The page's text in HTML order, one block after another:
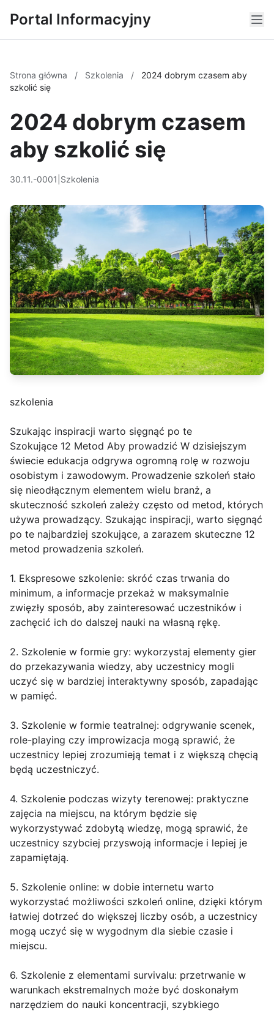
Portal Informacyjny
Strona główna / Szkolenia /
2024 dobrym czasem aby
szkolić się
2024 dobrym czasem
aby szkolić się
30.11.-0001 Szkolenia
szkolenia
Szukając inspiracji warto sięgnąć po te
Szokujące 12 Metod Aby prowadzić W dzisiejszym
świecie edukacja odgrywa ogromną rolę w rozwoju
osobistym i zawodowym. Prowadzenie szkoleń stało
się nieodłącznym elementem wielu branż, a
skuteczność szkoleń zależy często od metod, których
używa prowadzący. Szukając inspiracji, warto sięgnąć
po te najbardziej szokujące, a zarazem skuteczne 12
metod prowadzenia szkoleń.
1. Ekspresowe szkolenie: skróć czas trwania do
minimum, a informacje przekaż w maksymalnie
zwięzły sposób, aby zainteresować uczestników i
zachęcić ich do dalszej nauki na własną rękę.
2. Szkolenie w formie gry: wykorzystaj elementy gier
do przekazywania wiedzy, aby uczestnicy mogli
uczyć się w bardziej interaktywny sposób, zapadając
w pamięć.
3. Szkolenie w formie teatralnej: odgrywanie scenek,
role-playing czy improwizacja mogą sprawić, że
uczestnicy lepiej zrozumieją temat i z większą chęcią
będą uczestniczyć.
4. Szkolenie podczas wizyty terenowej: praktyczne
zajęcia na miejscu, na którym będzie się
wykorzystywać zdobytą wiedzę, mogą sprawić, że
uczestnicy szybciej przyswoją informacje i lepiej je
zapamiętają.
5. Szkolenie online: w dobie internetu warto
wykorzystać możliwości szkoleń online, dzięki którym
łatwiej dotrzeć do większej liczby osób, a uczestnicy
mogą uczyć się w wygodnym dla siebie czasie i
miejscu.
6. Szkolenie z elementami survivalu: przetrwanie w
warunkach ekstremalnych może być doskonałym
narzędziem do nauki koncentracji, szybkiego